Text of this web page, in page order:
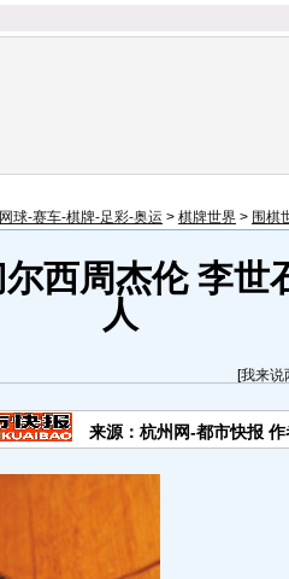
网球-赛车-棋牌-足彩-奥运 > 棋牌世界 > 围棋
西周杰伦 李世
人
[我来说
来源：杭州网-都市快报